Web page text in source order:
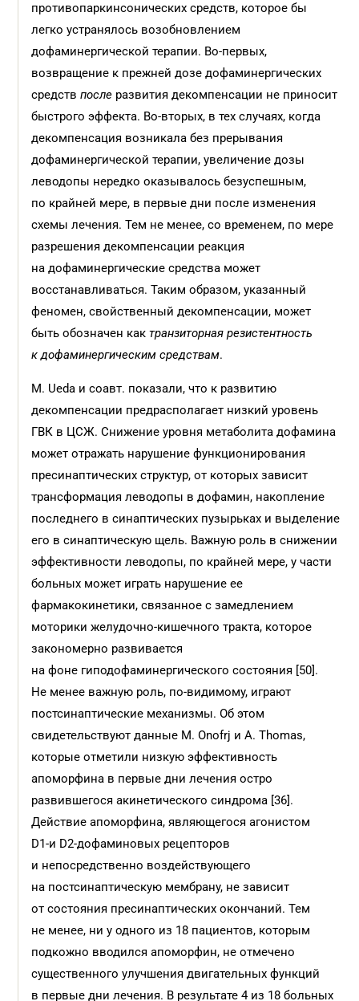
противопаркинсонических средств, которое бы
легко устранялось возобновлением
дофаминергической терапии. Во‑первых,
возвращение к прежней дозе дофаминергических
средствпосле развития декомпенсации не приносит
быстрого эффекта. Во‑вторых, в тех случаях, когда
декомпенсация возникала без прерывания
дофаминергической терапии, увеличение дозы
леводопы нередко оказывалось безуспешным,
по крайней мере, в первые дни после изменения
схемы лечения. Тем не менее, со временем, по мере
разрешения декомпенсации реакция
на дофаминергические средства может
восстанавливаться. Таким образом, указанный
феномен, свойственный декомпенсации, может
быть обозначен кактранзиторная резистентность
к дофаминергическим средствам.
M. Ueda и соавт. показали, что к развитию
декомпенсации предрасполагает низкий уровень
ГВК в ЦСЖ. Снижение уровня метаболита дофамина
может отражать нарушение функционирования
пресинаптических структур, от которых зависит
трансформация леводопы в дофамин, накопление
последнего в синаптических пузырьках и выделение
его в синаптическую щель. Важную роль в снижении
эффективности леводопы, по крайней мере, у части
больных может играть нарушение ее
фармакокинетики, связанное с замедлением
моторики желудочно-кишечного тракта, которое
закономерно развивается
на фоне гиподофаминергического состояния [50].
Не менее важную роль, по-видимому, играют
постсинаптические механизмы. Об этом
свидетельствуют данные M. Onofrj и A. Thomas,
которые отметили низкую эффективность
апоморфина в первые дни лечения остро
развившегося акинетического синдрома [36].
Действие апоморфина, являющегося агонистом
D1‑и D2‑дофаминовых рецепторов
и непосредственно воздействующего
на постсинаптическую мембрану, не зависит
от состояния пресинаптических окончаний. Тем
не менее, ни у одного из 18 пациентов, которым
подкожно вводился апоморфин, не отмечено
существенного улучшения двигательных функций
в первые дни лечения. В результате 4 из 18 больных